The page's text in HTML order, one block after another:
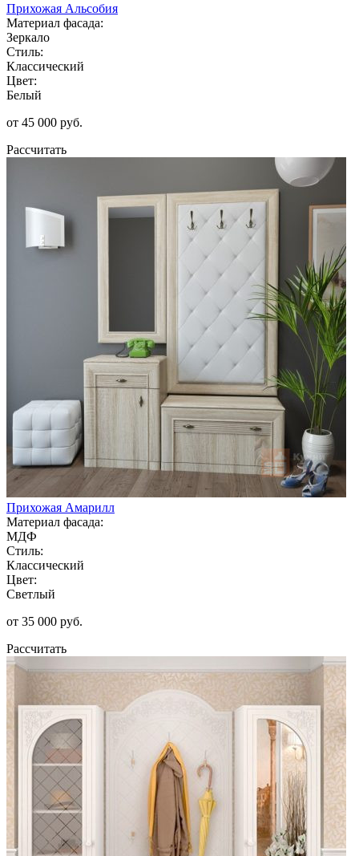
Прихожая Альсобия
Материал фасада:
Зеркало
Стиль:
Классический
Цвет:
Белый
от 45 000 руб.
Рассчитать
Прихожая Амарилл
Материал фасада:
МДФ
Стиль:
Классический
Цвет:
Светлый
от 35 000 руб.
Рассчитать